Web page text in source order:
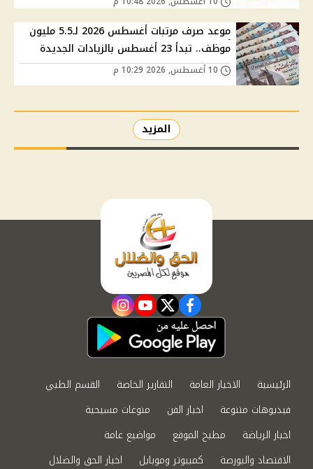
موعد صرف مرتبات أغسطس 2026 لـ5.5 مليون
موظف.. تبدأ 23 أغسطس بالزيادات الجديدة
المزيد
facebook
twitter
youtube
instagram
الرئيسية الاخبار العامة التقارير الخاصة
القسم الطبي
فيديوهات متنوعة
اخبار الفن
منوعات مسيحية
اخبار الرياضة
مطبخ الموقع
مواضيع عامة
الاقتصاد والبورصة
كمبيوتر وموبايل اخبار الحق والضلال